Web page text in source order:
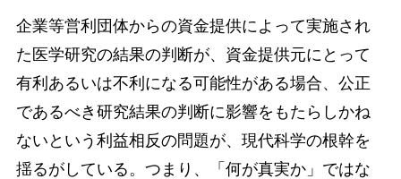
企業等営利団体からの資金提供によって実施され
た医学研究の結果の判断が、資金提供元にとって
有利あるいは不利になる可能性がある場合、公正
であるべき研究結果の判断に影響をもたらしかね
ないという利益相反の問題が、現代科学の根幹を
揺るがしている。つまり、「何が真実か」ではな